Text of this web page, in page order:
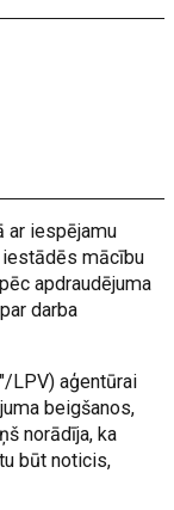
ar iespējamu
mācību
apdraudējuma
darba
LPV) aģentūrai
beigšanos,
norādīja, ka
būt noticis,